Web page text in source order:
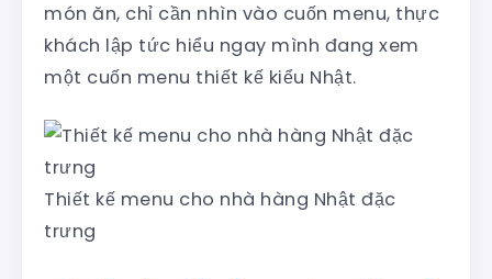
món ăn, chỉ cần nhìn vào cuốn menu, thực
khách lập tức hiểu ngay mình đang xem
một cuốn menu thiết kế kiểu Nhật.
Thiết kế menu cho nhà hàng Nhật đặc
trưng